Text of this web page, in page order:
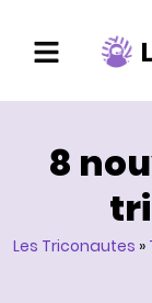
Aller
au
contenu
8
Les Triconautes »